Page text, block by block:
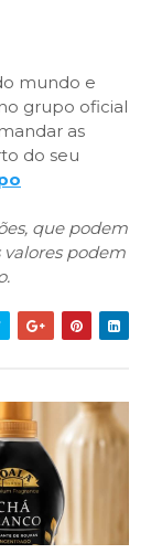
mundo e
grupo oficial
as
do seu
que podem
podem